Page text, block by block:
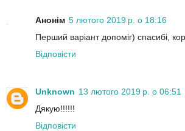
Анонім 5 лютого 2019 р. о 18:16
Перший варіант допоміг) спасибі,
Відповісти
Unknown 13 лютого 2019 р. о 06:51
Дякую!!!!!!
Відповісти